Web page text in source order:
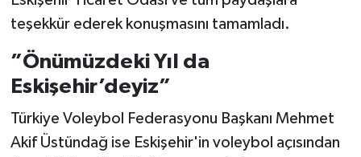
teşekkür ederek konuşmasını tamamladı.
”Önümüzdeki Yıl da
Eskişehir’deyiz”
Türkiye Voleybol Federasyonu Başkanı Mehmet
Akif Üstündağ ise Eskişehir'in voleybol açısından